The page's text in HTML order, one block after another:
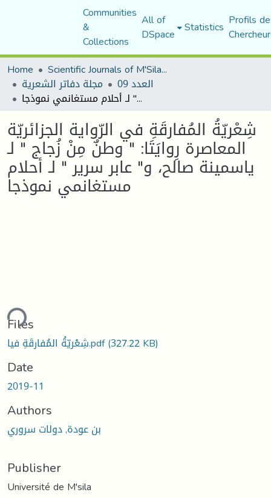
Communities
&
Collections
All of
DSpace Statistics Profils
Home
Scientific Journals of M'Sila University
مجلة دفاتر الشعرية العدد 09
شِعْريّةُ المُفارقَةِ في الرّواية الجزائريّة المعاصرة رِوايَتَا: " وطنٌ مِنْ زُجاج " لـ ياسمينة صالح، و" عابر سرير " لـ أحلام مستغانمي نموذجا
شِعْريّةُ المُفارقَةِ في الرّواية الجزائريّة
المعاصرة رِوايَتَا: " وطنٌ مِنْ زُجاج " لـ
ياسمينة صالح، و" عابر سرير " لـ أحلام
مستغانمي نموذجا
Files
شِعْريّةُ المُفارقَةِ فيا.pdf(327.22 KB)
Date
2019-11
Authors
بن عودة, دولات سروري
Publisher
Université de M'sila